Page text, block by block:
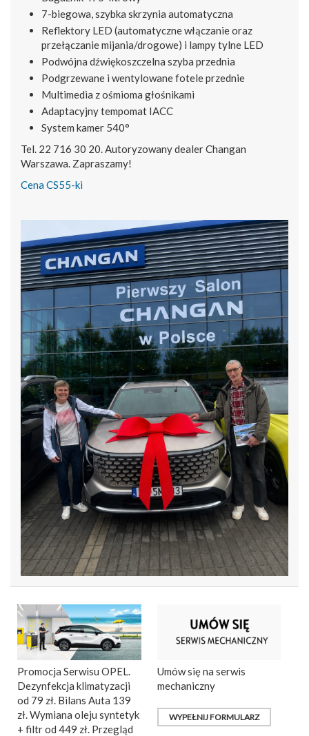
7-biegowa, szybka skrzynia automatyczna
Reflektory LED (automatyczne włączanie oraz
przełączanie mijania/drogowe) i lampy tylne LED
Podwójna dźwiękoszczelna szyba przednia
Podgrzewane i wentylowane fotele przednie
Multimedia z ośmioma głośnikami
Adaptacyjny tempomat IACC
System kamer 540°
Tel. 22 716 30 20. Autoryzowany dealer Changan
Warszawa. Zapraszamy!
Cena CS55-ki
Promocja Serwisu OPEL.
Dezynfekcja klimatyzacji
od 79 zł. Bilans Auta 139
zł. Wymiana oleju syntetyk
+ filtr od 449 zł. Przegląd
Umów się na serwis
mechaniczny
WYPEŁNIJ FORMULARZ